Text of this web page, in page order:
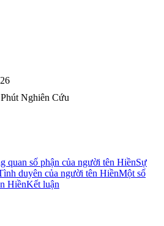
Nghiên Cứu
quan số phận của người tên HiềnSự
duyên của người tên HiềnMột số
HiềnKết luận